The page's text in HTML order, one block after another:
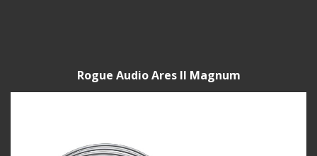
Rogue Audio Ares II Magnum